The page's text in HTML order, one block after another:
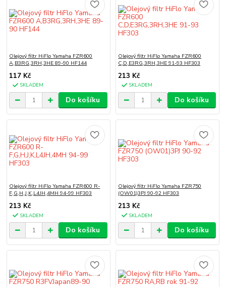
Olejový filtr HiFlo Yamaha FZR600
A,B3RG,3RH,3HE 89-90 HF144
117 Kč
SKLADEM
Do košíku
Olejový filtr HiFlo Yamaha FZR600
C,D,E3RG,3RH,3HE 91-93 HF303
213 Kč
SKLADEM
Do košíku
Olejový filtr HiFlo Yamaha FZR600 R-
F,G,H,J,K,L4JH,4MH 94-99 HF303
213 Kč
SKLADEM
Do košíku
Olejový filtr HiFlo Yamaha FZR750
(OW01)3PJ 90-92 HF303
213 Kč
SKLADEM
Do košíku